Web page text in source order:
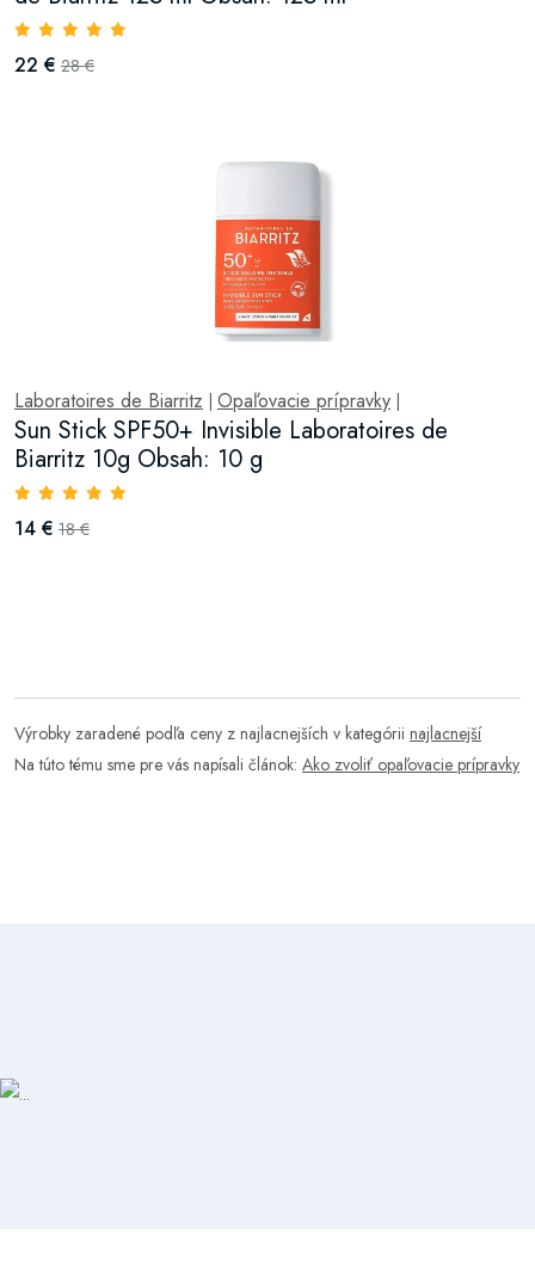
22 € 28 €
Laboratoires de Biarritz Opaľovacie prípravky
Sun Stick SPF50+ Invisible Laboratoires de
Biarritz 10g Obsah: 10 g
14 € 18 €
Výrobky zaradené podľa ceny z najlacnejších v kategórii najlacnejší
Na túto tému sme pre vás napísali článok: Ako zvoliť opaľovacie prípravky